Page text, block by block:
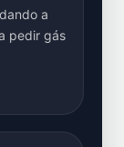
a
pedir gás